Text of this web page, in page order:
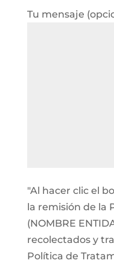
Tu mensaje
"Al hacer clic el
la remisión de la
(NOMBRE
recolectados y
Política de